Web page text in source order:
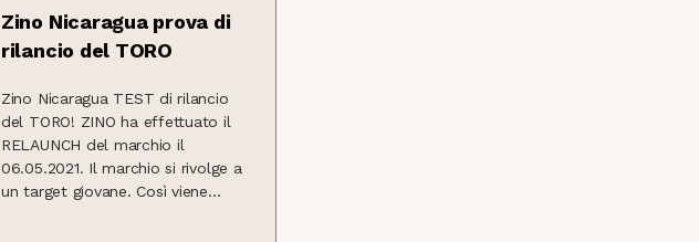
Zino Nicaragua prova di
rilancio del TORO
Zino Nicaragua TEST di rilancio
del TORO! ZINO ha effettuato il
RELAUNCH del marchio il
06.05.2021. Il marchio si rivolge a
un target giovane. Così viene...